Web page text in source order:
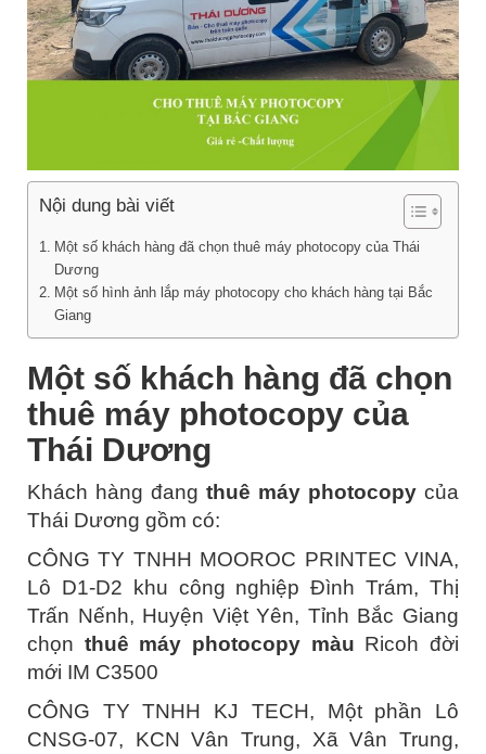
Nội dung bài viết
Một số khách hàng đã chọn thuê máy photocopy của Thái
Dương
Một số hình ảnh lắp máy photocopy cho khách hàng tại Bắc
Giang
Một số khách hàng đã chọn
thuê máy photocopy của
Thái Dương
Khách hàng đang thuê máy photocopy của
Thái Dương gồm có:
CÔNG TY TNHH MOOROC PRINTEC VINA,
Lô D1-D2 khu công nghiệp Đình Trám, Thị
Trấn Nếnh, Huyện Việt Yên, Tỉnh Bắc Giang
chọn thuê máy photocopy màu Ricoh đời
mới IM C3500
CÔNG TY TNHH KJ TECH, Một phần Lô
CNSG-07, KCN Vân Trung, Xã Vân Trung,